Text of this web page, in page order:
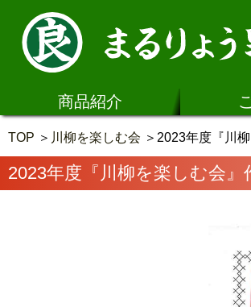
商品紹介
TOP 川柳を楽しむ会 2023年度『川
2023年度『川柳を楽しむ会